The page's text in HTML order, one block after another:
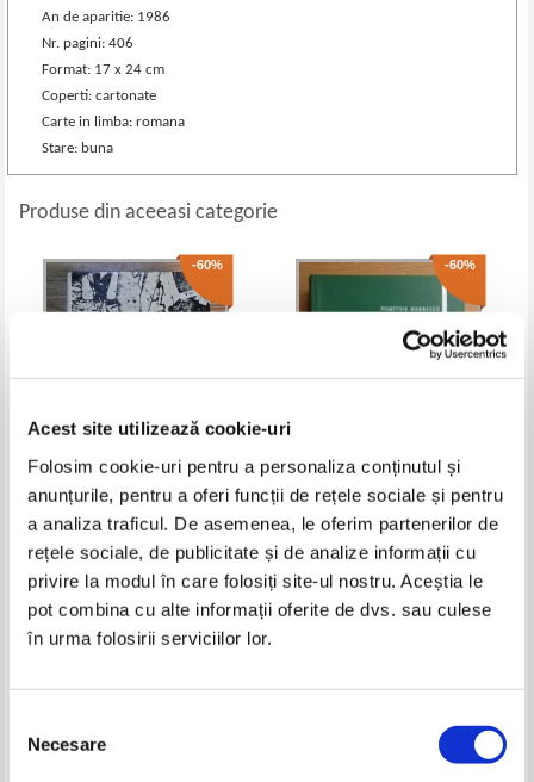
Acest site utilizează cookie-uri
Folosim cookie-uri pentru a personaliza conținutul și
anunțurile, pentru a oferi funcții de rețele sociale și pentru
a analiza traficul. De asemenea, le oferim partenerilor de
rețele sociale, de publicitate și de analize informații cu
privire la modul în care folosiți site-ul nostru. Aceștia le
pot combina cu alte informații oferite de dvs. sau culese
în urma folosirii serviciilor lor.
consimțământului
Necesare
An de aparitie: 1986
Nr. pagini: 406
Format: 17 x 24 cm
Coperti: cartonate
Carte in limba: romana
Stare: buna
Produse din aceeasi categorie
-60%
Materials science reasearch,
37,00Lei 14,80
Adaugă în coș
-60%
Filofteia Dobrescu - Chimie
generala
Lei
Adaugă în coș